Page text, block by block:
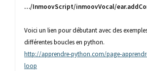
…/InmoovScript/inmoovVocal/
Voici un lien pour débutant avec des
différentes boucles en python.
http://apprendre-python.com/page-
loop